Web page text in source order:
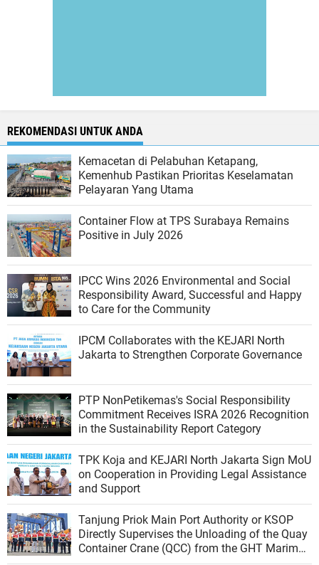
REKOMENDASI UNTUK ANDA
Kemacetan di Pelabuhan Ketapang,
Kemenhub Pastikan Prioritas Keselamatan
Pelayaran Yang Utama
Container Flow at TPS Surabaya Remains
Positive in July 2026
IPCC Wins 2026 Environmental and Social
Responsibility Award, Successful and Happy
to Care for the Community
IPCM Collaborates with the KEJARI North
Jakarta to Strengthen Corporate Governance
PTP NonPetikemas's Social Responsibility
Commitment Receives ISRA 2026 Recognition
in the Sustainability Report Category
TPK Koja and KEJARI North Jakarta Sign MoU
on Cooperation in Providing Legal Assistance
and Support
Tanjung Priok Main Port Authority or KSOP
Directly Supervises the Unloading of the Quay
Container Crane (QCC) from the GHT Marimas